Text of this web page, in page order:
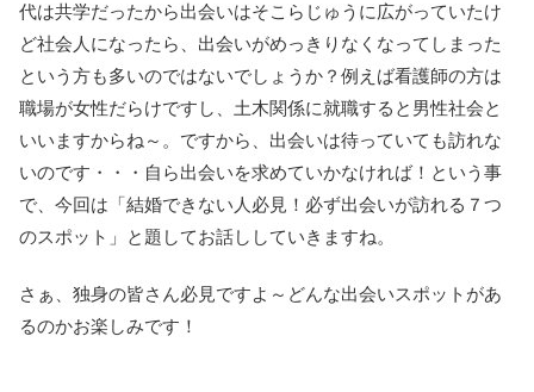
代は共学だったから出会いはそこらじゅうに広がっていたけ
ど社会人になったら、出会いがめっきりなくなってしまった
という方も多いのではないでしょうか？例えば看護師の方は
職場が女性だらけですし、土木関係に就職すると男性社会と
いいますからね～。ですから、出会いは待っていても訪れな
いのです・・・自ら出会いを求めていかなければ！という事
で、今回は「結婚できない人必見！必ず出会いが訪れる７つ
のスポット」と題してお話ししていきますね。
さぁ、独身の皆さん必見ですよ～どんな出会いスポットがあ
るのかお楽しみです！